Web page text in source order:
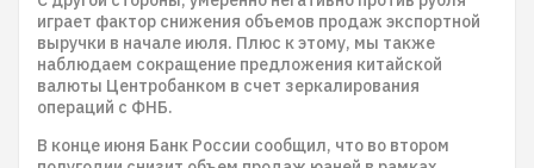
играет фактор снижения объемов продаж экспортной
выручки в начале июля. Плюс к этому, мы также
наблюдаем сокращение предложения китайской
валюты Центробанком в счет зеркалирования
операций с ФНБ.
В конце июня Банк России сообщил, что во втором